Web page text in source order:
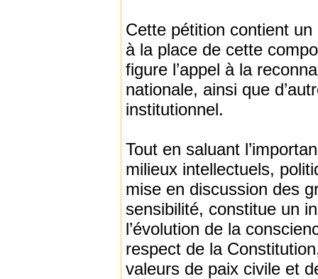
Cette pétition contient
à la place de cette
figure l’appel à la
nationale, ainsi que
institutionnel.
Tout en saluant
milieux intellectuels,
mise en discussion des
sensibilité, constitue un
l’évolution de la
respect de la
valeurs de paix civile et